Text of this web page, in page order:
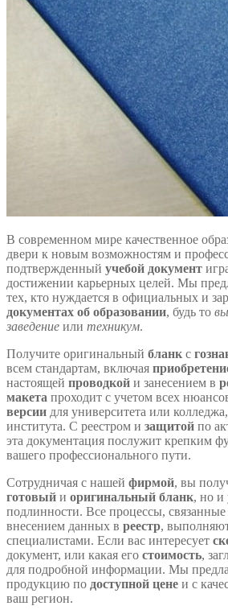
В современном мире качественное
двери к новым возможностям и
подтвержденный учебой документ
достижении карьерных целей. Мы
тех, кто нуждается в официальных и
документах об образовании, будь то
заведение или техникум.
Получите оригинальный бланк с
всем стандартам, включая
настоящей проводкой и занесением в
макета проходит с учетом всех
версии для университета или
института. С реестром и защитой по
эта документация послужит крепким
вашего профессионального пути.
Сотрудничая с нашей фирмой, вы
готовый и оригинальный бланк, но и
подлинности. Все процессы, связанные
внесением данных в реестр,
специалистами. Если вас интересует
документ, или какая его стоимость,
для подробной информации. Мы
продукцию по доступной цене и с
ваш регион.